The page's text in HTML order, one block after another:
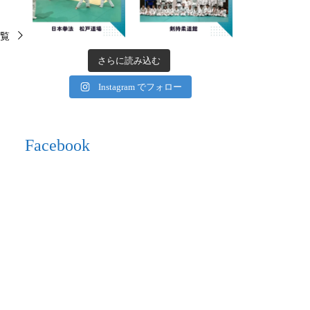
さらに読み込む
Instagram でフォロー
Facebook